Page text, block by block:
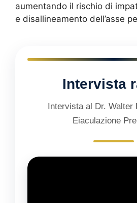
aumentando il rischio di
e disallineamento dell’asse
Intervista
Intervista al Dr. Walter
Eiaculazione